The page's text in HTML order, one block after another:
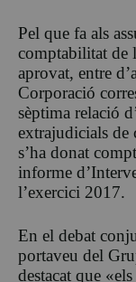
Pel que fa als
comptabilitat de
aprovat, entre
Corporació
sèptima relació
extrajudicials
s’ha donat
informe
l’exercici 2017.
En el debat
portaveu del
destacat que